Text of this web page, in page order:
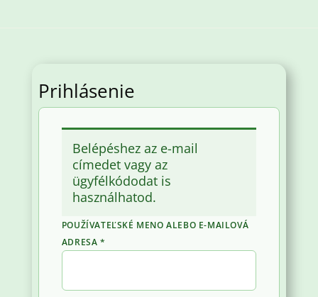
Prihlásenie
Belépéshez az e-mail
címedet vagy az
ügyfélkódodat is
használhatod.
POUŽÍVATEĽSKÉ MENO ALEBO E-MAILOVÁ
ADRESA *